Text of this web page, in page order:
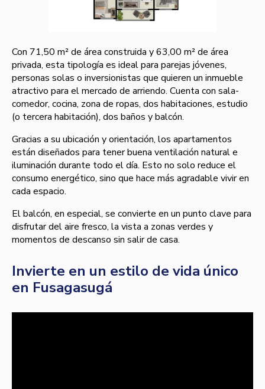
Con 71,50 m² de área construida y 63,00 m² de área
privada, esta tipología es ideal para parejas jóvenes,
personas solas o inversionistas que quieren un inmueble
atractivo para el mercado de arriendo. Cuenta con sala-
comedor, cocina, zona de ropas, dos habitaciones, estudio
(o tercera habitación), dos baños y balcón.
Gracias a su ubicación y orientación, los apartamentos
están diseñados para tener buena ventilación natural e
iluminación durante todo el día. Esto no solo reduce el
consumo energético, sino que hace más agradable vivir en
cada espacio.
El balcón, en especial, se convierte en un punto clave para
disfrutar del aire fresco, la vista a zonas verdes y
momentos de descanso sin salir de casa.
Invierte en un estilo de vida único
en Fusagasugá